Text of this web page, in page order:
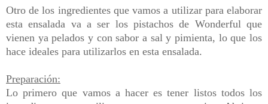
Otro de los ingredientes que vamos a utilizar para elaborar
esta ensalada va a ser los pistachos de Wonderful que
vienen ya pelados y con sabor a sal y pimienta, lo que los
hace ideales para utilizarlos en esta ensalada.
Preparación:
Lo primero que vamos a hacer es tener listos todos los